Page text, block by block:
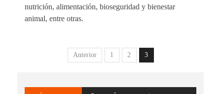
nutrición, alimentación, bioseguridad y bienestar
animal, entre otras.
Anterior 1 2 3